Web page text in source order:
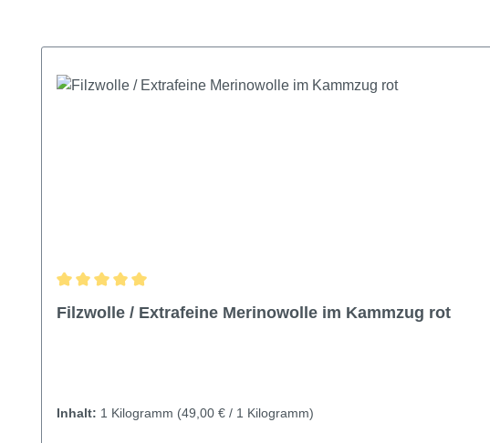
Durchschnittliche Bewertung von 5 von 5 Sternen
Filzwolle / Extrafeine Merinowolle im Kammzug rot
Inhalt: 1 Kilogramm (49,00 € / 1 Kilogramm)